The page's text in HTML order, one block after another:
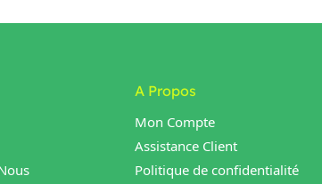
A Propos
Mon Compte
Assistance Client
Politique de confidentialité